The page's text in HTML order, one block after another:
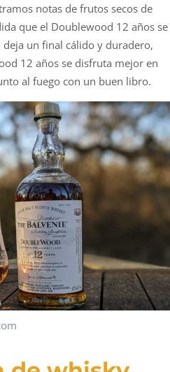
notas de frutos secos de
que el Doublewood 12 años se
un final cálido y duradero,
12 años se disfruta mejor en
al fuego con un buen libro.